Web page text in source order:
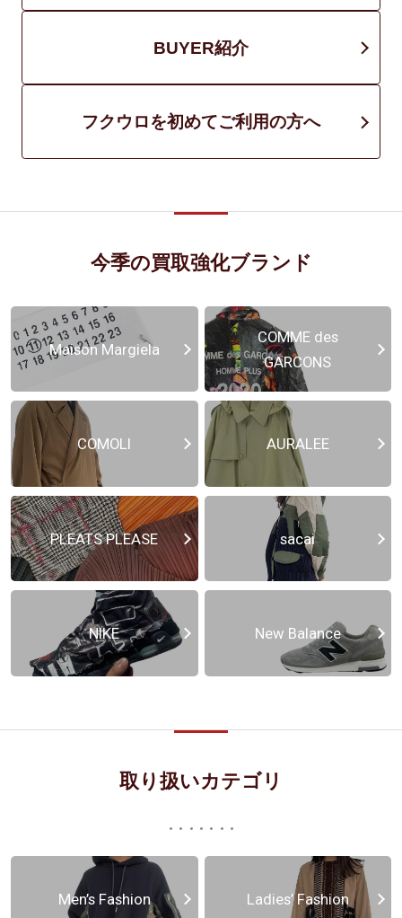
BUYER紹介
フクウロを初めてご利用の方へ
今季の買取強化ブランド
Maison Margiela
COMME des
GARCONS
COMOLI AURALEE
PLEATS PLEASE sacai
NIKE New Balance
取り扱いカテゴリ
Men’s Fashion Ladies’ Fashion